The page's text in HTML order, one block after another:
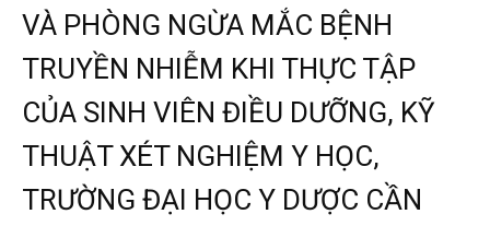
VÀ PHÒNG NGỪA MẮC BỆNH
TRUYỀN NHIỄM KHI THỰC TẬP
CỦA SINH VIÊN ĐIỀU DƯỠNG, KỸ
THUẬT XÉT NGHIỆM Y HỌC,
TRƯỜNG ĐẠI HỌC Y DƯỢC CẦN